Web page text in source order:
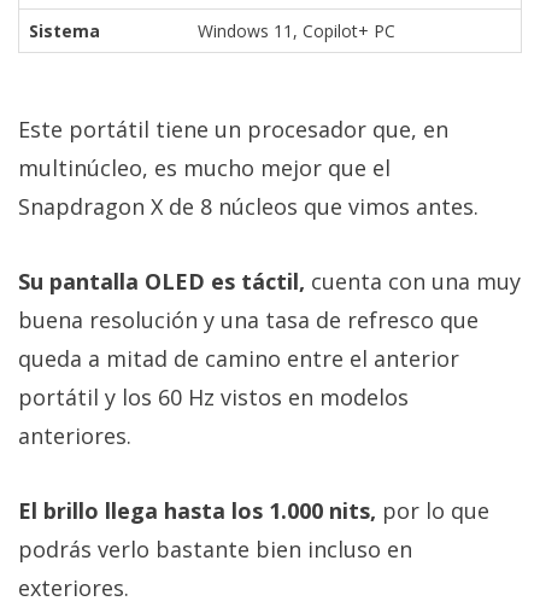
Sistema
Windows 11, Copilot+ PC
Este portátil tiene un procesador que, en
multinúcleo, es mucho mejor que el
Snapdragon X de 8 núcleos que vimos antes.
Su pantalla OLED es táctil, cuenta con una muy
buena resolución y una tasa de refresco que
queda a mitad de camino entre el anterior
portátil y los 60 Hz vistos en modelos
anteriores.
El brillo llega hasta los 1.000 nits, por lo que
podrás verlo bastante bien incluso en
exteriores.